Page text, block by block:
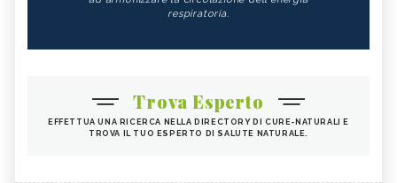
respiratoria.
Trova Esperto
EFFETTUA UNA RICERCA NELLA DIRECTORY DI CURE-NATURALI E
TROVA IL TUO ESPERTO DI SALUTE NATURALE.